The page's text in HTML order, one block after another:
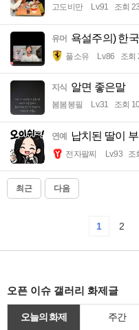
고도비만 Lv.91 조회
유머 욕설주의) 한
풀소유 Lv.86 조회
지식 알면 좋은말
봄봄봉필 Lv.31 조회
연예 납치된 딸이
전자팔찌 Lv.93 조
최근 다음
1 2
오픈 이슈 갤러리 화제글
오늘의 화제 주간